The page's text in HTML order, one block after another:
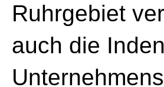
Ruhrgebiet
auch die